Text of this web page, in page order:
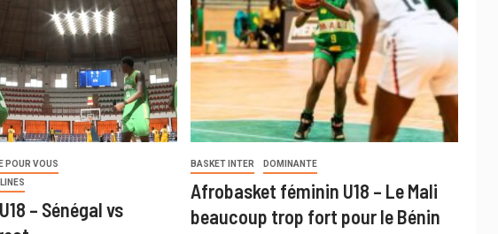
POUR VOUS
– Sénégal vs
BASKET INTER DOMINANTE
Afrobasket féminin U18 – Le Mali
beaucoup trop fort pour le Bénin